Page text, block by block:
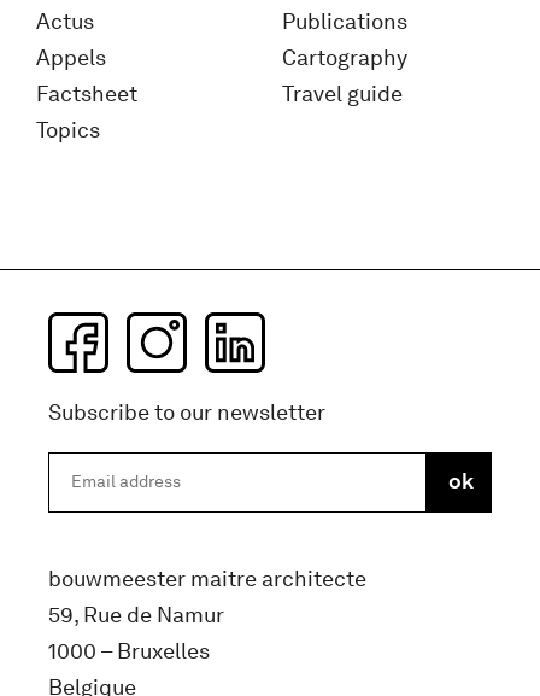
Actus
Appels
Factsheet
Topics
Publications
Cartography
Travel guide
Subscribe to our newsletter
bouwmeester maitre architecte
59, Rue de Namur
1000 – Bruxelles
Belgique